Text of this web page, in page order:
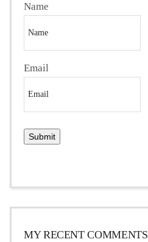
Name
Email
MY RECENT COMMENTS